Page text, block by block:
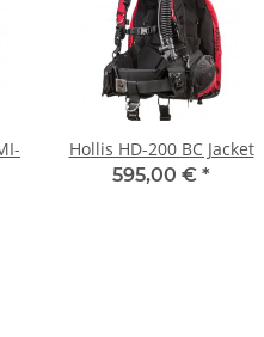
Hollis HD-200 BC Jacket
595,00 € *